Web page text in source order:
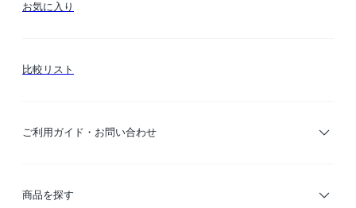
お気に入り
比較リスト
ご利用ガイド・お問い合わせ
ご利用ガイド
商品を探す